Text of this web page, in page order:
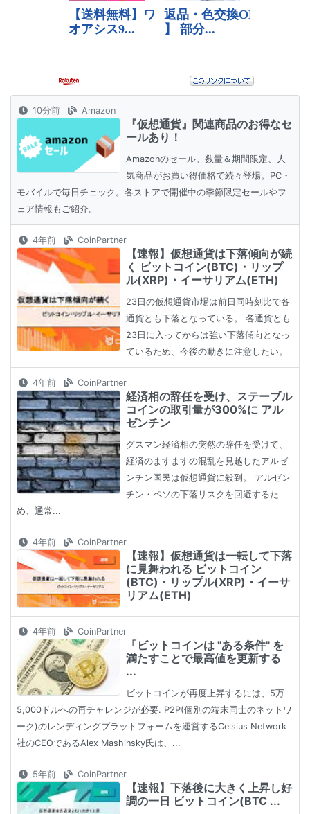
10分前 Amazon
『仮想通貨』関連商品のお得なセ
ールあり！
Amazonのセール。数量＆期間限定、人
気商品がお買い得価格で続々登場。PC・
モバイルで毎日チェック。各ストアで開催中の季節限定セールやフ
ェア情報もご紹介。
4年前 CoinPartner
【速報】仮想通貨は下落傾向が続
く ビットコイン(BTC)・リップ
ル(XRP)・イーサリアム(ETH)
23日の仮想通貨市場は前日同時刻比で各
通貨とも下落となっている。 各通貨とも
23日に入ってからは強い下落傾向となっ
ているため、今後の動きに注意したい。
4年前 CoinPartner
経済相の辞任を受け、ステーブル
コインの取引量が300%に アル
ゼンチン
グスマン経済相の突然の辞任を受けて、
経済のますますの混乱を見越したアルゼ
ンチン国民は仮想通貨に殺到。 アルゼン
チン・ペソの下落リスクを回避するた
め、通常...
4年前 CoinPartner
【速報】仮想通貨は一転して下落
に見舞われる ビットコイン
(BTC)・リップル(XRP)・イーサ
リアム(ETH)
4年前 CoinPartner
「ビットコインは "ある条件" を
満たすことで最高値を更新する
...
ビットコインが再度上昇するには、5万
5,000ドルへの再チャレンジが必要. P2P(個別の端末同士のネットワ
ーク)のレンディングプラットフォームを運営するCelsius Network
社のCEOであるAlex Mashinsky氏は、...
5年前 CoinPartner
【速報】下落後に大きく上昇し好
調の一日 ビットコイン(BTC ...